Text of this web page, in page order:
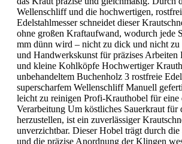
Wellenschliff und die hochwertigen,
Edelstahlmesser schneidet dieser
ohne großen Kraftaufwand, wodurch jede
mm dünn wird – nicht zu dick und nicht zu
und Handwerkskunst für präzises Arbeiten
und kleine Kohlköpfe Hochwertiger
unbehandeltem Buchenholz 3 rostfreie
superscharfem Wellenschliff Manuell
leicht zu reinigen Profi-Krauthobel für eine
Verarbeitung Um köstliches Sauerkraut für
herzustellen, ist ein zuverlässiger
unverzichtbar. Dieser Hobel trägt durch
und die präzise Anordnung der Klingen